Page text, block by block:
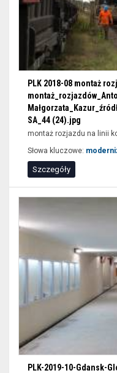
PLK 2018-08 montaż
SA_44 (24).jpg
montaż rozjazdu na linii
Słowa kluczowe:
Szczegóły
PLK-2019-10-Gdansk-